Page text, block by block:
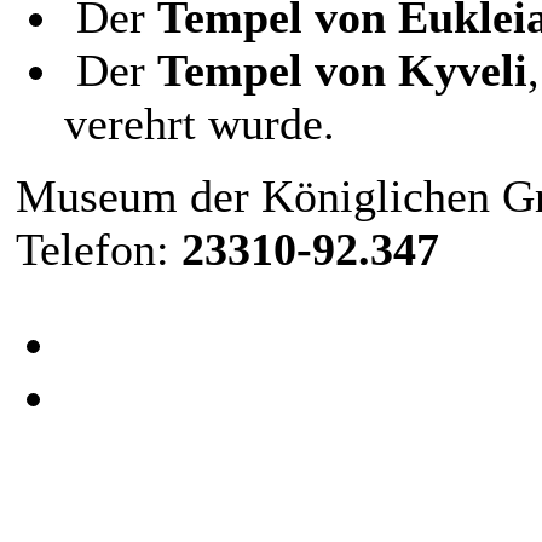
Der Tempel von
Der Tempel von Kyveli
verehrt wurde.
Museum der Königlichen
Telefon: 23310-92.347